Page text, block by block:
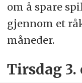
om å spare
gjennom et
måneder.
Tirsdag 3.